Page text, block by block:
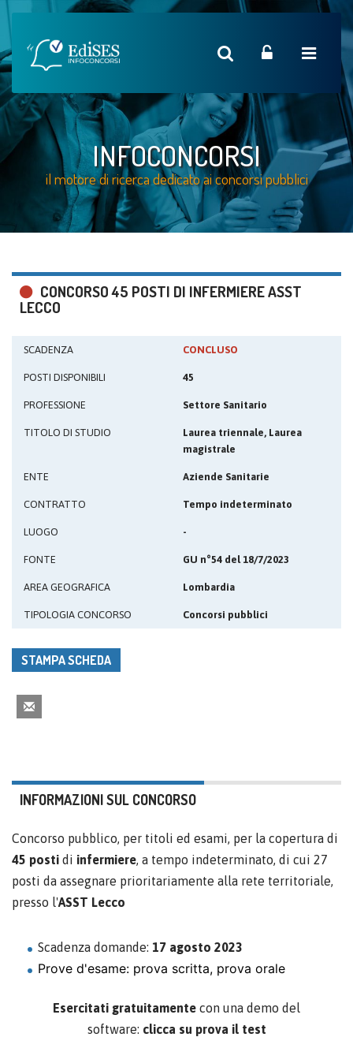
INFOCONCORSI
il motore di ricerca dedicato ai concorsi pubblici
CONCORSO 45 POSTI DI INFERMIERE ASST
LECCO
SCADENZA CONCLUSO
POSTI DISPONIBILI 45
PROFESSIONE Settore Sanitario
TITOLO DI STUDIO
Laurea triennale, Laurea
magistrale
ENTE Aziende Sanitarie
CONTRATTO Tempo indeterminato
LUOGO -
FONTE GU n°54 del 18/7/2023
AREA GEOGRAFICA Lombardia
TIPOLOGIA CONCORSO Concorsi pubblici
STAMPA SCHEDA
INFORMAZIONI SUL CONCORSO
Concorso pubblico, per titoli ed esami, per la copertura di
45 posti di infermiere, a tempo indeterminato, di cui 27
posti da assegnare prioritariamente alla rete territoriale,
presso l'ASST Lecco
Scadenza domande: 17 agosto 2023
Prove d'esame: prova scritta, prova orale
Esercitati gratuitamente con una demo del
software: clicca su prova il test